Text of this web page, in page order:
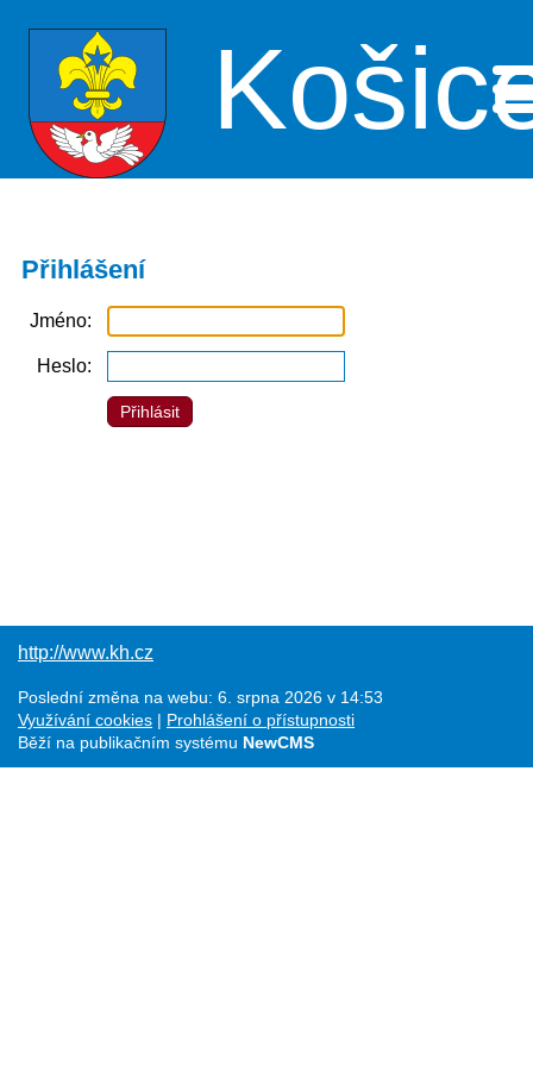
Přihlášení
Jméno
Heslo
http://www.kh.cz
Poslední změna na webu: 6. srpna 2026 v 14:53
Využívání cookies
Prohlášení o přístupnosti
Běží na publikačním systému NewCMS